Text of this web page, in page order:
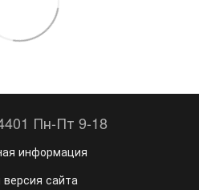
Пн-Пт 9-18
информация
сайта